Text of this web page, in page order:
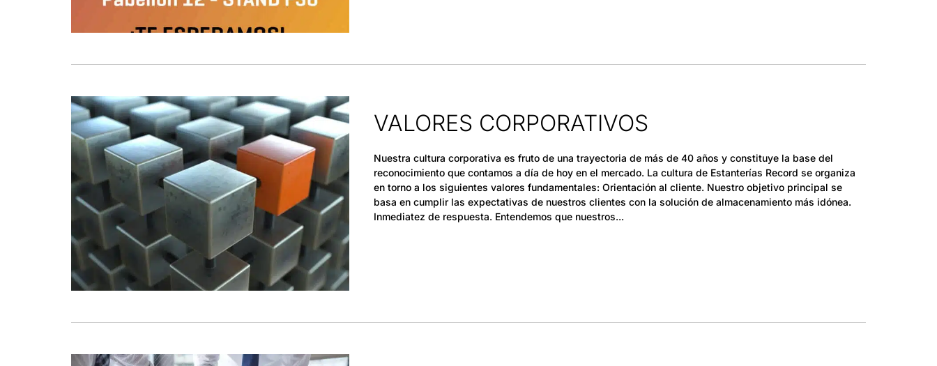
VALORES CORPORATIVOS
Nuestra cultura corporativa es fruto de una trayectoria de más de 40 años y constituye la base del
reconocimiento que contamos a día de hoy en el mercado. La cultura de Estanterías Record se organiza
en torno a los siguientes valores fundamentales: Orientación al cliente. Nuestro objetivo principal se
basa en cumplir las expectativas de nuestros clientes con la solución de almacenamiento más idónea.
Inmediatez de respuesta. Entendemos que nuestros